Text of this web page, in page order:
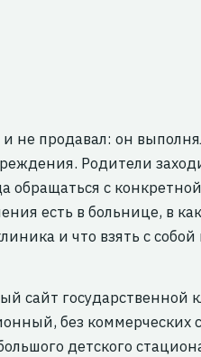
не продавал: он
Родители
обращаться с конкретной
есть в больнице, в
и что взять с собой
сайт государственной
без коммерческих
детского